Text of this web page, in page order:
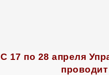
С 17 по 28 апреля